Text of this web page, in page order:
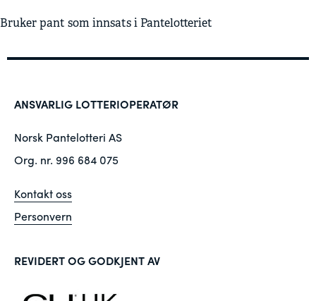
Bruker pant som innsats i Pantelotteriet
ANSVARLIG LOTTERIOPERATØR
Norsk Pantelotteri AS
Org. nr. 996 684 075
Kontakt oss
Personvern
REVIDERT OG GODKJENT AV